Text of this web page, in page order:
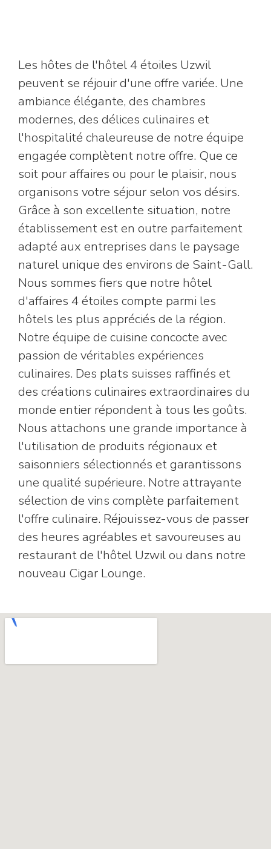
Les hôtes de l'hôtel 4 étoiles Uzwil
peuvent se réjouir d'une offre variée. Une
ambiance élégante, des chambres
modernes, des délices culinaires et
l'hospitalité chaleureuse de notre équipe
engagée complètent notre offre. Que ce
soit pour affaires ou pour le plaisir, nous
organisons votre séjour selon vos désirs.
Grâce à son excellente situation, notre
établissement est en outre parfaitement
adapté aux entreprises dans le paysage
naturel unique des environs de Saint-Gall.
Nous sommes fiers que notre hôtel
d'affaires 4 étoiles compte parmi les
hôtels les plus appréciés de la région.
Notre équipe de cuisine concocte avec
passion de véritables expériences
culinaires. Des plats suisses raffinés et
des créations culinaires extraordinaires du
monde entier répondent à tous les goûts.
Nous attachons une grande importance à
l'utilisation de produits régionaux et
saisonniers sélectionnés et garantissons
une qualité supérieure. Notre attrayante
sélection de vins complète parfaitement
l'offre culinaire. Réjouissez-vous de passer
des heures agréables et savoureuses au
restaurant de l'hôtel Uzwil ou dans notre
nouveau Cigar Lounge.